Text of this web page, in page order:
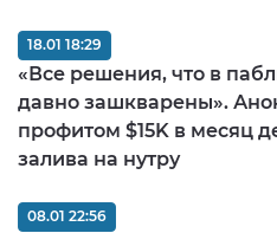
«Все решения, что в
давно зашкварены».
профитом $15K в месяц
залива на нутру
18.01 18:29
08.01 22:56